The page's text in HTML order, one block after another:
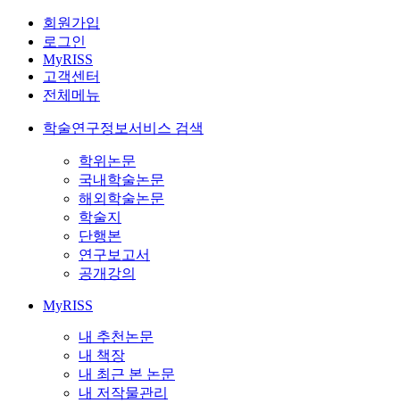
회원가입
로그인
MyRISS
고객센터
전체메뉴
학술연구정보서비스 검색
학위논문
국내학술논문
해외학술논문
학술지
단행본
연구보고서
공개강의
MyRISS
내 추천논문
내 책장
내 최근 본 논문
내 저작물관리